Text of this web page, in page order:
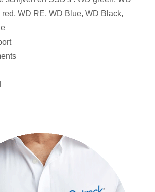
WD RE, WD Blue, WD Black,